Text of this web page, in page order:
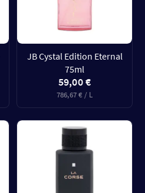
JB Cystal Edition Eternal
75ml
59,00 €
786,67 € / L